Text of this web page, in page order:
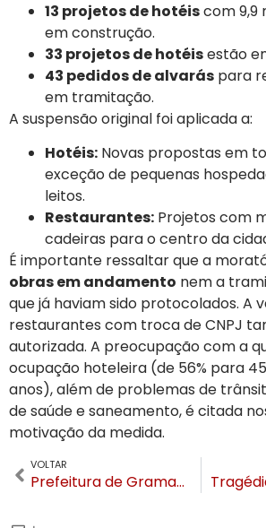
13 projetos de hotéiscom 9,9
em construção.
33 projetos de hotéisestão
43 pedidos de alvarás para
em tramitação.
A suspensão original foi aplicada a:
Hotéis: Novas propostas em
exceção de pequenas
leitos.
Restaurantes: Projetos com
cadeiras para o centro da
É importante ressaltar que a
obras em andamento nem a
que já haviam sido protocolados. A
restaurantes com troca de CNPJ
autorizada. A preocupação com a
ocupação hoteleira (de 56% para
anos), além de problemas de
de saúde e saneamento, é citada
motivação da medida.
VOLTAR
Prefeitura de Gramado publica edital para requalificação do Lago Joaquina Rita Bier